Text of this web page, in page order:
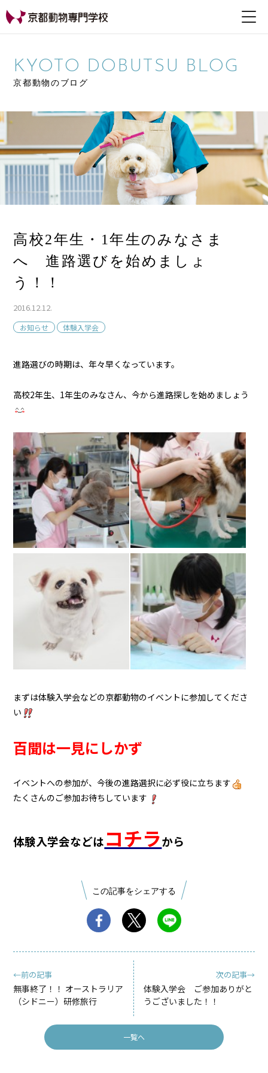
門学校
KYOTO DOBUTSU BLOG
京都動物のブログ
高校2年生・1年生のみなさま
へ 進路選びを始めましょ
う！！
2016.12.12.
お知らせ 体験入学会
進路選びの時期は、年々早くなっています。
高校2年生、1年生のみなさん、今から進路探しを始めましょう
まずは体験入学会などの京都動物のイベントに参加してくださ
い
百聞は一見にしかず
イベントへの参加が、今後の進路選択に必ず役に立ちます
たくさんのご参加お待ちしています
体験入学会などはコチラから
この記事をシェアする
←前の記事
無事終了！！ オーストラリア
（シドニー）研修旅行
次の記事→
体験入学会 ご参加ありがと
うございました！！
一覧へ